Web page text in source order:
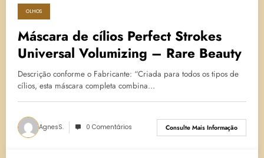
16 de fevereiro de 2024
OLHOS
Máscara de cílios Perfect Strokes
Universal Volumizing – Rare Beauty
Descrição conforme o Fabricante: “Criada para todos os tipos de
cílios, esta máscara completa combina…
AgnesS. 0 Comentários Consulte Mais Informação